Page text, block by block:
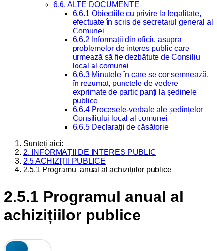
6.6. ALTE DOCUMENTE
6.6.1 Obiecțiile cu privire la legalitate,
efectuate în scris de secretarul general al
Comunei
6.6.2 Informații din oficiu asupra
problemelor de interes public care
urmează să fie dezbătute de Consiliul
local al comunei
6.6.3 Minutele în care se consemnează,
în rezumat, punctele de vedere
exprimate de participanți la ședinele
publice
6.6.4 Procesele-verbale ale ședințelor
Consiliului local al comunei
6.6.5 Declarații de căsătorie
Sunteți aici:
2. INFORMAȚII DE INTERES PUBLIC
2.5 ACHIZIȚII PUBLICE
2.5.1 Programul anual al achizițiilor publice
2.5.1 Programul anual al
achizițiilor publice